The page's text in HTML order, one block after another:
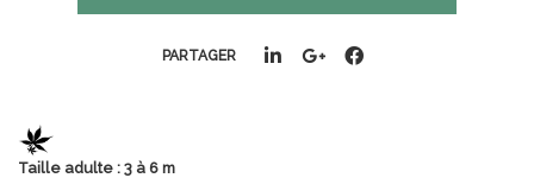
PARTAGER
Taille adulte : 3 à 6 m